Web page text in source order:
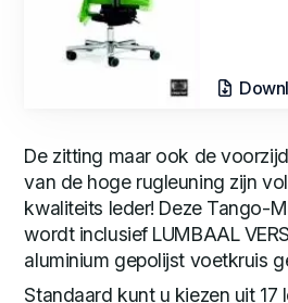
De zitting maar ook de
van de hoge rugleuning zijn
kwaliteits leder! Deze Tango-
wordt inclusief LUMBAAL
aluminium gepolijst voetkruis
Standaard kunt u kiezen uit 17